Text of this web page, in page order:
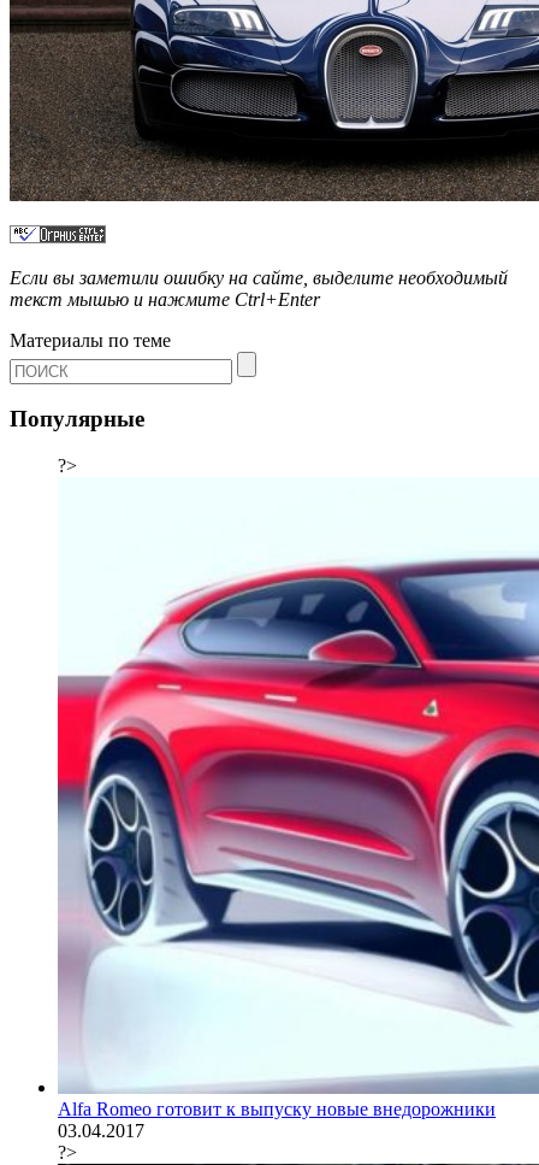
Если вы заметили ошибку на сайте, выделите необходимый
текст мышью и нажмите Ctrl+Enter
Материалы по теме
Популярные
?>
Alfa Romeo готовит к выпуску новые внедорожники
03.04.2017
?>